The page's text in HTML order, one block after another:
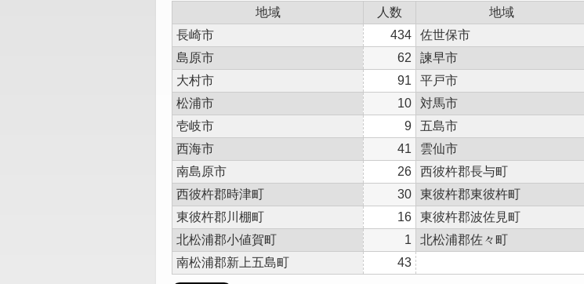
地域 人数 地域
長崎市
434 佐世保市
島原市
62 諫早市
大村市
91 平戸市
松浦市
10 対馬市
壱岐市
9 五島市
西海市
41 雲仙市
南島原市
26 西彼杵郡長与町
西彼杵郡時津町
30 東彼杵郡東彼杵町
東彼杵郡川棚町
16 東彼杵郡波佐見町
北松浦郡小値賀町
1 北松浦郡佐々町
南松浦郡新上五島町
43